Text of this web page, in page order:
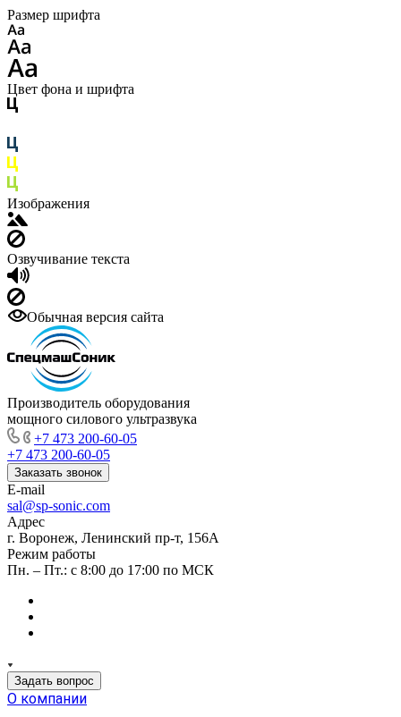
Размер шрифта
Цвет фона и шрифта
Изображения
Озвучивание текста
Обычная версия сайта
Производитель оборудования
мощного силового ультразвука
+7 473 200-60-05
+7 473 200-60-05
Заказать звонок
E-mail
sal@sp-sonic.com
Адрес
г. Воронеж, Ленинский пр-т, 156А
Режим работы
Пн. – Пт.: с 8:00 до 17:00 по МСК
Задать вопрос
О компании